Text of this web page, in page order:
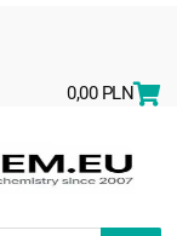
0,00 PLN